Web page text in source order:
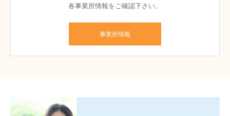
各事業所情報をご確認下さい。
事業所情報